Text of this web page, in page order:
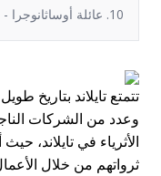
10. عائلة أوساثانوجرا - 2.5 مليار دولار
تتمتع تايلاند بتاريخ
وعدد من الشركات
الأثرياء في تايلاند،
ثرواتهم من خلال